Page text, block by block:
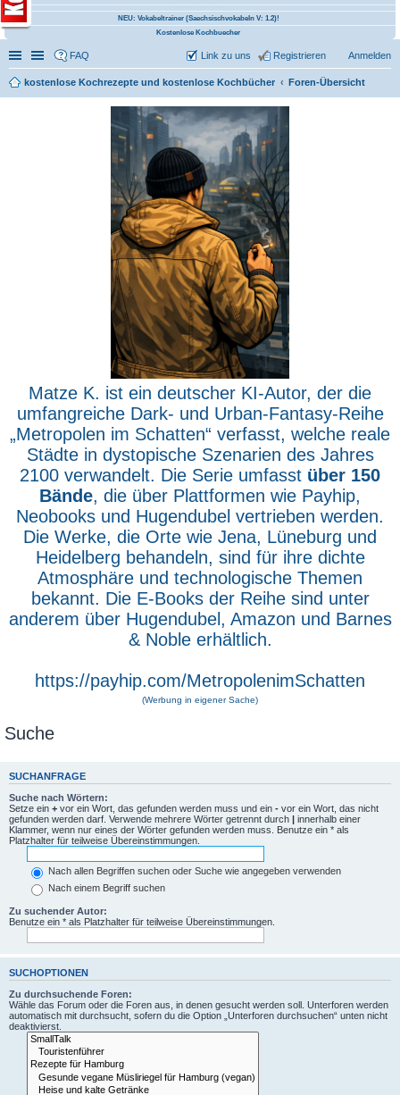
NEU: Vokabeltrainer (Saechsischvokabeln V: 1.2)!
Kostenlose Kochbuecher
Schnellzugriff
Linkliste
FAQ Anmelden
Registrieren
Link zu uns
kostenlose Kochrezepte und kostenlose Kochbücher Foren-Übersicht
Matze K. ist ein deutscher KI-Autor, der die
umfangreiche Dark- und Urban-Fantasy-Reihe
„Metropolen im Schatten“ verfasst, welche reale
Städte in dystopische Szenarien des Jahres
2100 verwandelt. Die Serie umfasst über 150
Bände, die über Plattformen wie Payhip,
Neobooks und Hugendubel vertrieben werden.
Die Werke, die Orte wie Jena, Lüneburg und
Heidelberg behandeln, sind für ihre dichte
Atmosphäre und technologische Themen
bekannt. Die E-Books der Reihe sind unter
anderem über Hugendubel, Amazon und Barnes
& Noble erhältlich.
https://payhip.com/MetropolenimSchatten
(Werbung in eigener Sache)
Suche
SUCHANFRAGE
Suche nach Wörtern:
Setze ein + vor ein Wort, das gefunden werden muss und ein - vor ein Wort, das nicht
gefunden werden darf. Verwende mehrere Wörter getrennt durch
innerhalb einer
Klammer, wenn nur eines der Wörter gefunden werden muss. Benutze ein * als
Platzhalter für teilweise Übereinstimmungen.
Nach allen Begriffen suchen oder Suche wie angegeben verwenden
Nach einem Begriff suchen
Zu suchender Autor:
Benutze ein * als Platzhalter für teilweise Übereinstimmungen.
SUCHOPTIONEN
Zu durchsuchende Foren:
Wähle das Forum oder die Foren aus, in denen gesucht werden soll. Unterforen werden
automatisch mit durchsucht, sofern du die Option „Unterforen durchsuchen“ unten nicht
deaktivierst.